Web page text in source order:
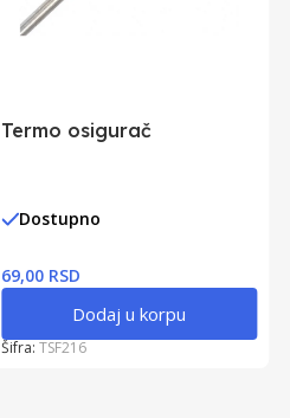
Termo osigurač
Dostupno
69,00 RSD
Dodaj u korpu
Šifra:TSF216